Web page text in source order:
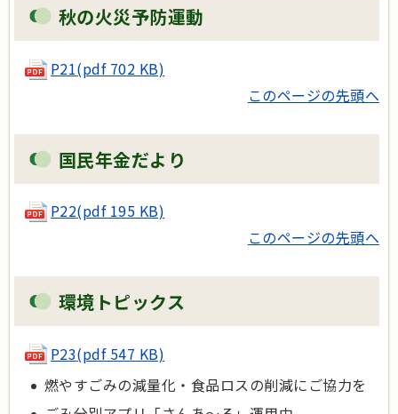
秋の火災予防運動
P21(pdf 702 KB)
このページの先頭へ
国民年金だより
P22(pdf 195 KB)
このページの先頭へ
環境トピックス
P23(pdf 547 KB)
燃やすごみの減量化・食品ロスの削減にご協力を